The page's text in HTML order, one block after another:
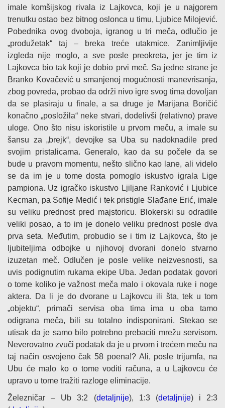
imale komšijskog rivala iz Lajkovca, koji je u najgorem
trenutku ostao bez bitnog oslonca u timu, Ljubice Milojević.
Pobednika ovog dvoboja, igranog u tri meča, odlučio je
„produžetak“ taj – breka treće utakmice. Zanimljivije
izgleda nije moglo, a sve posle preokreta, jer je tim iz
Lajkovca bio tak koji je dobio prvi meč. Sa jedne strane je
Branko Kovačević u smanjenoj mogućnosti manevrisanja,
zbog povreda, probao da održi nivo igre svog tima dovoljan
da se plasiraju u finale, a sa druge je Marijana Boričić
konačno „posložila“ neke stvari, dodelivši (relativno) prave
uloge. Ono što nisu iskoristile u prvom meču, a imale su
šansu za „brejk“, devojke sa Uba su nadoknadile pred
svojim pristalicama. Generalo, kao da su počele da se
bude u pravom momentu, nešto slično kao lane, ali videlo
se da im je u tome dosta pomoglo iskustvo igrala Lige
pampiona. Uz igračko iskustvo Ljiljane Ranković i Ljubice
Kecman, pa Sofije Medić i tek pristigle Slađane Erić, imale
su veliku prednost pred majstoricu. Blokerski su odradile
veliki posao, a to im je donelo veliku prednost posle dva
prva seta. Međutim, probudio se i tim iz Lajkovca, što je
ljubiteljima odbojke u njihovoj dvorani donelo stvarno
izuzetan meč. Odlučen je posle velike neizvesnosti, sa
uvis podignutim rukama ekipe Uba. Jedan podatak govori
o tome koliko je važnost meča malo i okovala ruke i noge
aktera. Da li je do dvorane u Lajkovcu ili šta, tek u tom
„objektu“, primači servisa oba tima ima u oba tamo
odigrana meča, bili su totalno indisponirani. Stekao se
utisak da je samo bilo potrebno prebaciti mrežu servisom.
Neverovatno zvuči podatak da je u prvom i trećem meču na
taj način osvojeno čak 58 poena!? Ali, posle trijumfa, na
Ubu će malo ko o tome voditi računa, a u Lajkovcu će
upravo u tome tražiti razloge eliminacije.
Železničar – Ub 3:2 (detaljnije), 1:3 (detaljnije) i 2:3